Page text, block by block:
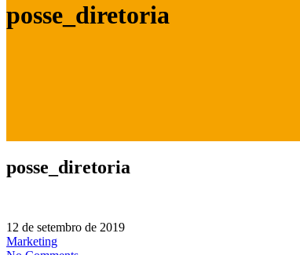
posse_diretoria
posse_diretoria
12 de setembro de 2019
Marketing